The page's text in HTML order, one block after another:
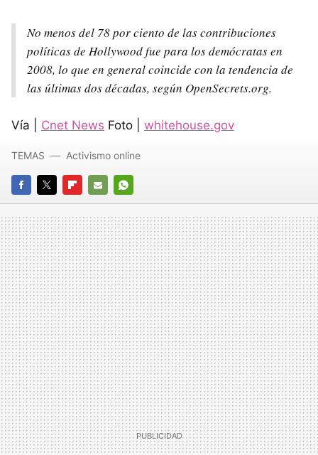
No menos del 78 por ciento de las contribuciones
políticas de Hollywood fue para los demócratas en
2008, lo que en general coincide con la tendencia de
las últimas dos décadas, según OpenSecrets.org.
Vía | Cnet News Foto | whitehouse.gov
FACEBOOK
TWITTERFLIPBOARD
E-
MAIL
WHATSAPP
TEMAS Activismo online